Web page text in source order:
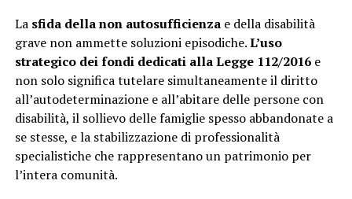
La sfida della non autosufficienzae della disabilità
grave non ammette soluzioni episodiche.L’uso
strategico dei fondi dedicati alla Legge 112/2016e
non solo significa tutelare simultaneamente il diritto
all’autodeterminazione e all’abitare delle persone con
disabilità, il sollievo delle famiglie spesso abbandonate a
se stesse, e la stabilizzazione di professionalità
specialistiche che rappresentano un patrimonio per
l’intera comunità.